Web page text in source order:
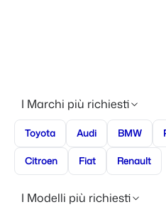
I Marchi più richiesti
Toyota Audi BMW
Citroen Fiat Renault
I Modelli più richiesti